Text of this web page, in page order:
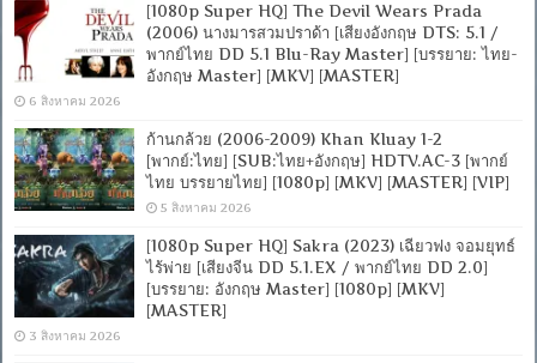
[1080p Super HQ] The Devil Wears Prada
(2006) นางมารสวมปราด้า [เสียงอังกฤษ DTS: 5.1 /
พากย์ไทย DD 5.1 Blu-Ray Master] [บรรยาย: ไทย-
อังกฤษ Master] [MKV] [MASTER]
6 สิงหาคม 2026
ก้านกล้วย (2006-2009) Khan Kluay 1-2
[พากย์:ไทย] [SUB:ไทย+อังกฤษ] HDTV.AC-3 [พากย์
ไทย บรรยายไทย] [1080p] [MKV] [MASTER] [VIP]
5 สิงหาคม 2026
[1080p Super HQ] Sakra (2023) เฉียวฟง จอมยุทธ์
ไร้พ่าย [เสียงจีน DD 5.1.EX / พากย์ไทย DD 2.0]
[บรรยาย: อังกฤษ Master] [1080p] [MKV]
[MASTER]
3 สิงหาคม 2026